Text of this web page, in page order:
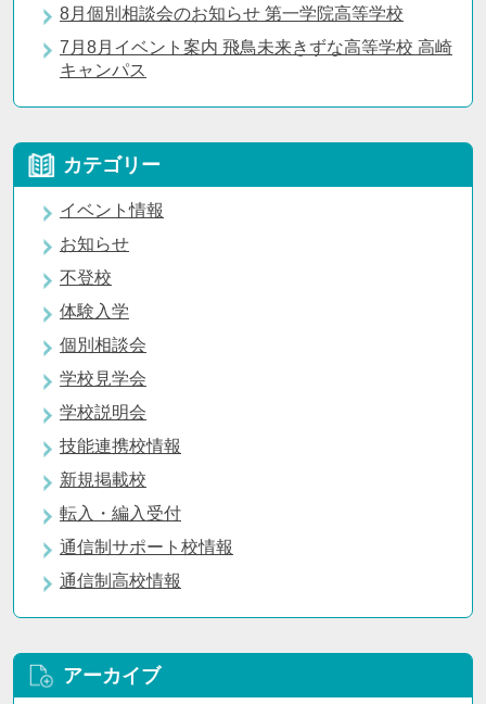
8月個別相談会のお知らせ 第一学院高等学校
7月8月イベント案内 飛鳥未来きずな高等学校 高崎
キャンパス
カテゴリー
イベント情報
お知らせ
不登校
体験入学
個別相談会
学校見学会
学校説明会
技能連携校情報
新規掲載校
転入・編入受付
通信制サポート校情報
通信制高校情報
アーカイブ